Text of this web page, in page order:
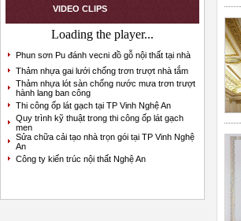
VIDEO CLIPS
Loading the player...
Phun sơn Pu đánh vecni đồ gỗ nội thất tại nhà
Thảm nhựa gai lưới chống trơn trượt nhà tắm
Thảm nhựa lót sàn chống nước mưa trơn trượt
hành lang ban công
Thi công ốp lát gạch tại TP Vinh Nghệ An
Quy trình kỹ thuật trong thi công ốp lát gạch
men
Sửa chữa cải tạo nhà trọn gói tại TP Vinh Nghệ
An
Công ty kiến trúc nội thất Nghệ An